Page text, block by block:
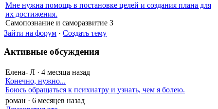
Мне нужна помощь в постановке целей и создания плана для
их достижения.
Самопознание и саморазвитие 3
Зайти на форум · Создать тему
Активные обсуждения
Елена- Л · 4 месяца назад
Конечно, нужно...
Боюсь обращаться к психиатру и узнать, чем я болею.
роман · 6 месяцев назад